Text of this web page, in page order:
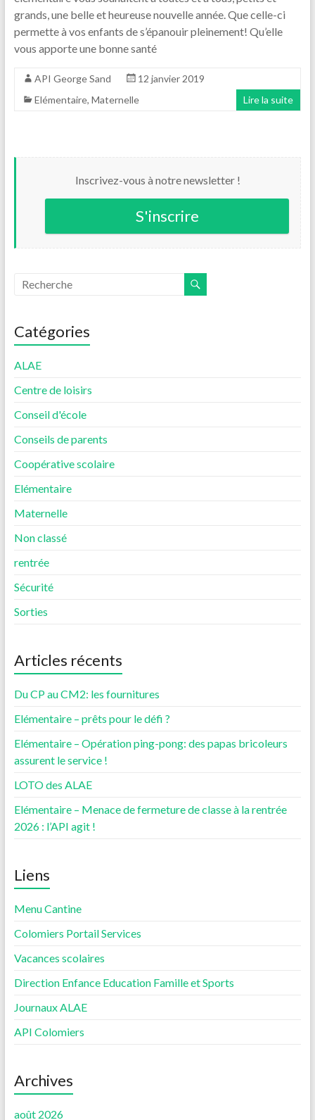
grands, une belle et heureuse nouvelle année. Que celle-ci
permette à vos enfants de s’épanouir pleinement! Qu’elle
vous apporte une bonne santé
API George Sand
12 janvier 2019
Elémentaire, Maternelle Lire la suite
Inscrivez-vous à notre newsletter !
S'inscrire
Catégories
ALAE
Centre de loisirs
Conseil d'école
Conseils de parents
Coopérative scolaire
Elémentaire
Maternelle
Non classé
rentrée
Sécurité
Sorties
Articles récents
Du CP au CM2: les fournitures
Elémentaire – prêts pour le défi ?
Elémentaire – Opération ping-pong: des papas bricoleurs
assurent le service !
LOTO des ALAE
Elémentaire – Menace de fermeture de classe à la rentrée
2026 : l’API agit !
Liens
Menu Cantine
Colomiers Portail Services
Vacances scolaires
Direction Enfance Education Famille et Sports
Journaux ALAE
API Colomiers
Archives
août 2026